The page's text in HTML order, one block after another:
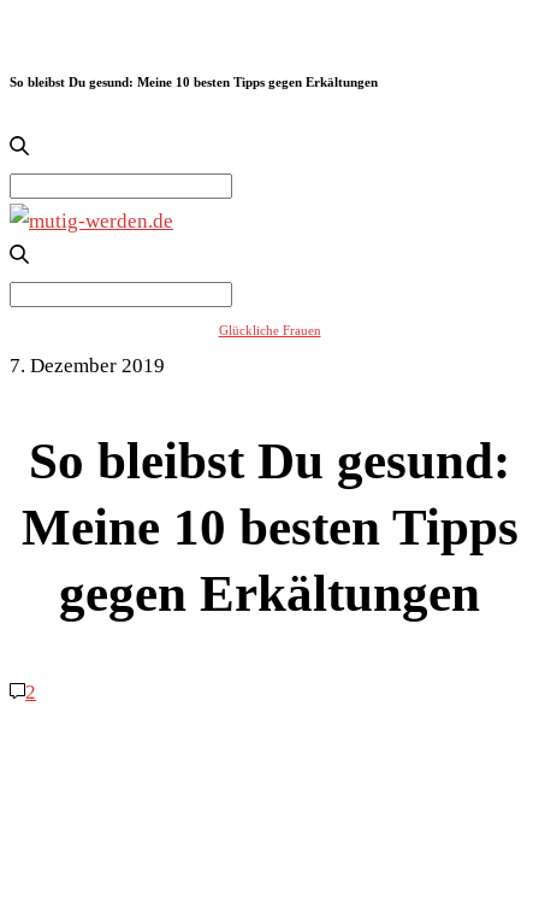
So bleibst Du gesund: Meine 10 besten Tipps gegen Erkältungen
for:
Glückliche Frauen
7. Dezember 2019
So bleibst Du gesund:
Meine 10 besten Tipps
gegen Erkältungen
2